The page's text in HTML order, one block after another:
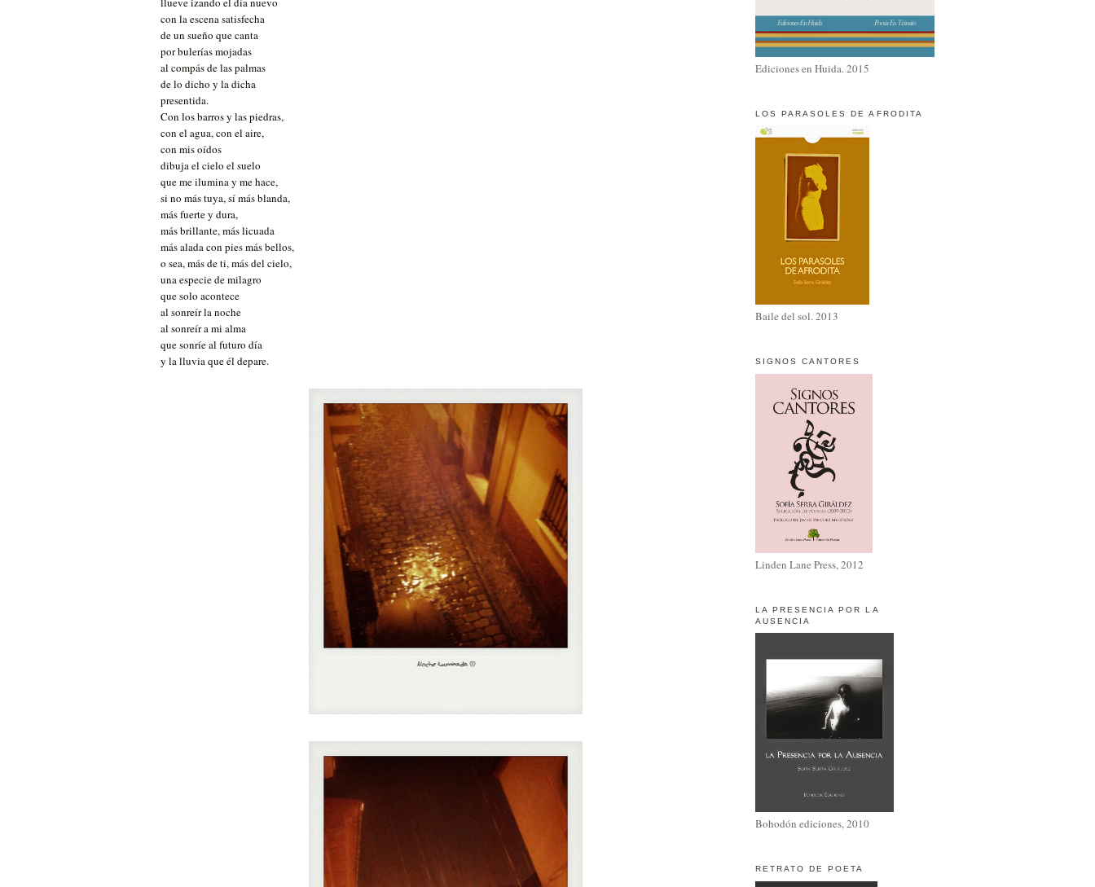
con la escena satisfecha
de un sueño que canta
por bulerías mojadas
al compás de las palmas
de lo dicho y la dicha
presentida.
Con los barros y las piedras,
con el agua, con el aire,
con mis oídos
dibuja el cielo el suelo
que me ilumina y me hace,
si no más tuya, sí más blanda,
más fuerte y dura,
más brillante, más licuada
más alada con pies más bellos,
o sea, más de ti, más del cielo,
una especie de milagro
que solo acontece
al sonreír la noche
al sonreír a mi alma
que sonríe al futuro día
y la lluvia que él depare.
Ediciones en Huida. 2015
LOS PARASOLES DE AFRODITA
Baile del sol. 2013
SIGNOS CANTORES
Linden Lane Press, 2012
LA PRESENCIA POR LA
AUSENCIA
Bohodón ediciones, 2010
RETRATO DE POETA